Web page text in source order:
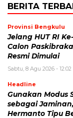
BERITA
Provinsi Bengkulu
Jelang HUT RI
Calon
Resmi Dimulai
Sabtu, 8 Agu 2026 -
Headline
Gunakan Modus
sebagai
Hermanto Tipu